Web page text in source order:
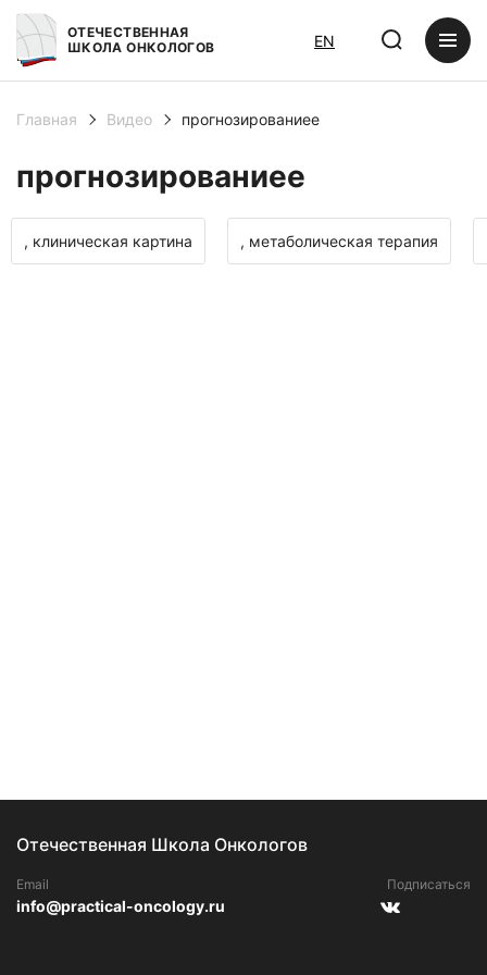
ОТЕЧЕСТВЕННАЯ
ШКОЛА ОНКОЛОГОВ
EN
Главная Видео прогнозированиее
прогнозированиее
, клиническая картина , метаболическая терапия
Отечественная Школа Онкологов
Email
info@practical-oncology.ru
Подписаться